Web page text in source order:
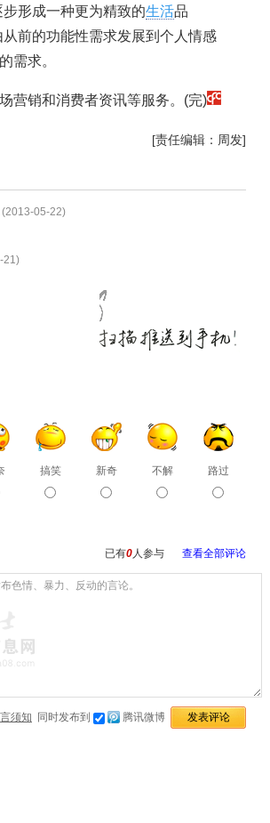
形成一种更为精致的生活品
前的功能性需求发展到个人情感
需求。
营销和消费者资讯等服务。(完)
[责任编辑：周发]
(2013-05-22)
21)
搞笑 新奇 不解 路过
已有0人参与 查看全部评论
须知 同时发布到 腾讯微博